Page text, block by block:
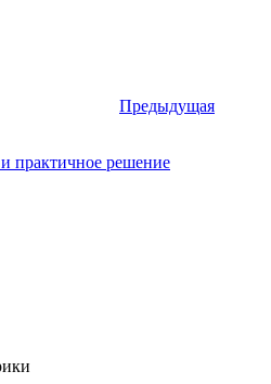
Предыдущая
практичное решение